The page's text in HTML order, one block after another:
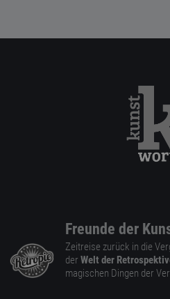
Freunde der
Zeitreise zurück in die
der Welt der
magischen Dingen der